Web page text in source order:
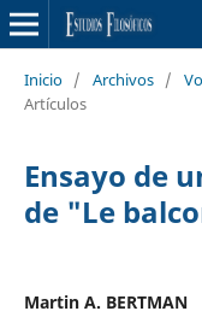
Inicio / Archivos /
Artículos
Ensayo de
de "Le
Martin A. BERTMAN